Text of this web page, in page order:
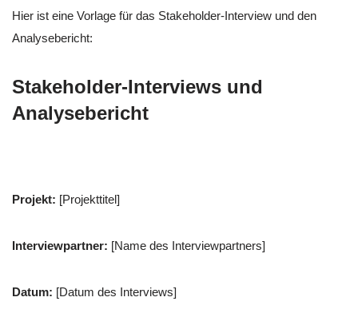
Hier ist eine Vorlage für das Stakeholder-Interview und den
Analysebericht:
Stakeholder-Interviews und
Analysebericht
Projekt: [Projekttitel]
Interviewpartner: [Name des Interviewpartners]
Datum: [Datum des Interviews]